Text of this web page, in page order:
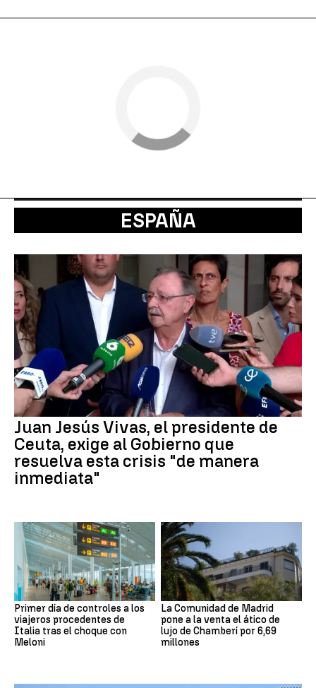
ESPAÑA
Juan Jesús Vivas, el presidente de
Ceuta, exige al Gobierno que
resuelva esta crisis "de manera
inmediata"
Primer día de controles a los
viajeros procedentes de
Italia tras el choque con
Meloni
La Comunidad de Madrid
pone a la venta el ático de
lujo de Chamberí por 6,69
millones